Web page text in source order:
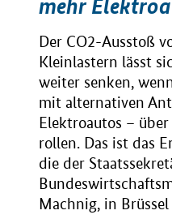
mehr
Der CO2-Ausstoß
Kleinlastern lässt
weiter senken,
mit alternativen
Elektroautos –
rollen. Das ist das
die der
Machnig, in